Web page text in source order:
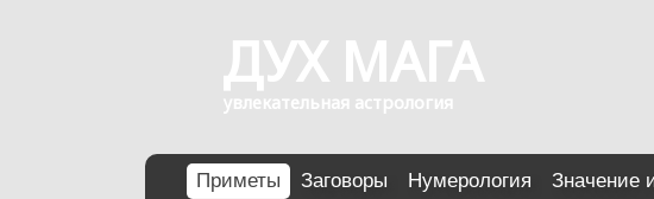
ДУХ МАГА
увлекательная астрология
Приметы Заговоры Нумерология Значение